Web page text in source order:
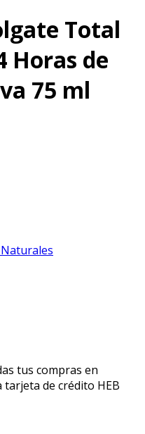
Total
Horas de
75 ml
tus compras en
tarjeta de crédito HEB